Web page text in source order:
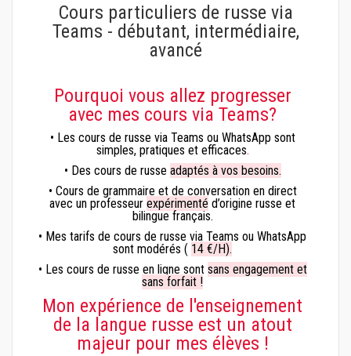
Cours particuliers de russe via
Teams - débutant, intermédiaire,
avancé
Pourquoi vous allez progresser
avec mes cours via Teams?
• Les cours de russe via Teams ou WhatsApp sont
simples, pratiques et efficaces.
• Des cours de russe adaptés à vos besoins.
• Cours de grammaire et de conversation en direct
avec un professeur expérimenté d’origine russe et
bilingue français.
• Mes tarifs de cours de russe via Teams ou WhatsApp
sont modérés ( 14 €/H).
• Les cours de russe en ligne sont sans engagement et
sans forfait !
Mon expérience de l'enseignement
de la langue russe est un atout
majeur pour mes élèves !